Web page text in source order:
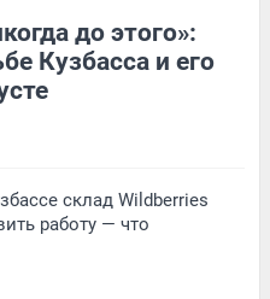
до этого»:
Кузбасса и его
склад Wildberries
работу — что